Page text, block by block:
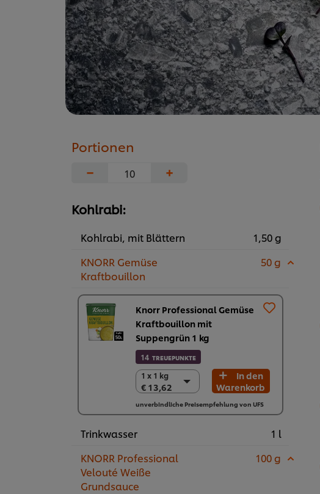
Portionen
−
+
Kohlrabi:
Kohlrabi, mit Blättern
1,50 g
KNORR Gemüse
Kraftbouillon
50 g
Knorr Professional Gemüse
Kraftbouillon mit
Suppengrün 1 kg
14 TREUEPUNKTE
1 x 1 kg
€ 13,62
1 x 1 kg
€ 13,62
6 x 1 kg
€ 81,72
In den
Warenkorb
unverbindliche Preisempfehlung von UFS
Trinkwasser
1 l
KNORR Professional
Velouté Weiße
Grundsauce
100 g